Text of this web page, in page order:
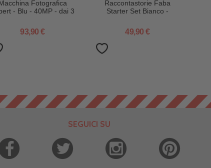
Fotografica
- Blu - 40MP - dai 3
93,90 €
Raccontastorie Faba
Starter Set Bianco -
Bluetooth + Personaggio
Sonoro - 15 Brani
49,90 €
SEGUICI SU